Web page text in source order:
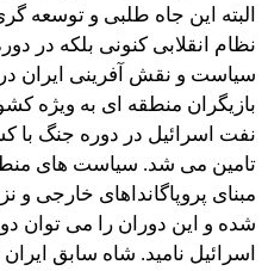
البته این جاه طلبی و توسعه
نظام انقلابی کنونی بلکه در
سیاست و نقش آفرینی ایران
بازیگران منطقه ای به ویژه
نفت اسرائیل در دوره جنگ با
تامین می شد. سیاست های
مبنای پروپاگانداهای خارجی و
شده و این دوران را می توان
اسرائیل نامید. شاه سابق